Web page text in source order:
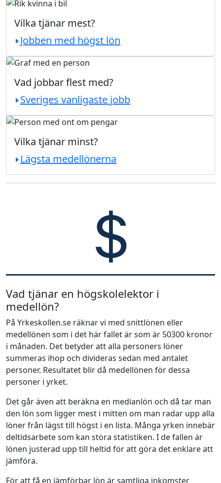
Vilka tjänar mest?
Jobben med högst lön
Vad jobbar flest med?
Sveriges vanligaste jobb
Vilka tjänar minst?
Lägsta medellönerna
Vad tjänar en högskolelektor i
medellön?
På Yrkeskollen.se räknar vi med snittlönen eller
medellönen som i det här fallet är som är 50300 kronor
i månaden. Det betyder att alla personers löner
summeras ihop och divideras sedan med antalet
personer. Resultatet blir då medellönen för dessa
personer i yrket.
Det går även att beräkna en medianlön och då tar man
den lön som ligger mest i mitten om man radar upp alla
löner från lägst till högst i en lista. Många yrken innebär
deltidsarbete som kan störa statistiken. I de fallen är
lönen justerad upp till heltid för att göra det enklare att
jämföra.
För att få en jämförbar lön är samtliga inkomster